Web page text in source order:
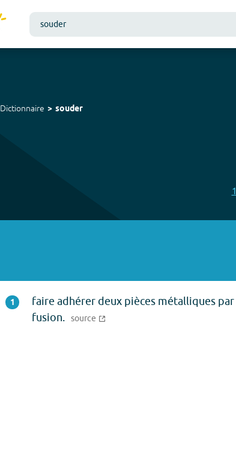
Dictionnaire souder
1
1
faire adhérer deux pièces métalliques par
fusion. source